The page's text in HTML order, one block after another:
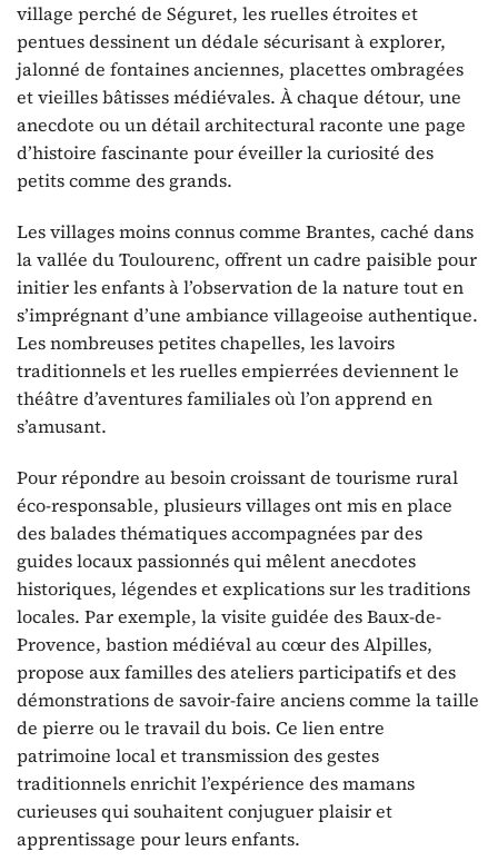
village perché de Séguret, les ruelles étroites et
pentues dessinent un dédale sécurisant à explorer,
jalonné de fontaines anciennes, placettes ombragées
et vieilles bâtisses médiévales. À chaque détour, une
anecdote ou un détail architectural raconte une page
d’histoire fascinante pour éveiller la curiosité des
petits comme des grands.
Les villages moins connus comme Brantes, caché dans
la vallée du Toulourenc, offrent un cadre paisible pour
initier les enfants à l’observation de la nature tout en
s’imprégnant d’une ambiance villageoise authentique.
Les nombreuses petites chapelles, les lavoirs
traditionnels et les ruelles empierrées deviennent le
théâtre d’aventures familiales où l’on apprend en
s’amusant.
Pour répondre au besoin croissant de tourisme rural
éco-responsable, plusieurs villages ont mis en place
des balades thématiques accompagnées par des
guides locaux passionnés qui mêlent anecdotes
historiques, légendes et explications sur les traditions
locales. Par exemple, la visite guidée des Baux-de-
Provence, bastion médiéval au cœur des Alpilles,
propose aux familles des ateliers participatifs et des
démonstrations de savoir-faire anciens comme la taille
de pierre ou le travail du bois. Ce lien entre
patrimoine local et transmission des gestes
traditionnels enrichit l’expérience des mamans
curieuses qui souhaitent conjuguer plaisir et
apprentissage pour leurs enfants.